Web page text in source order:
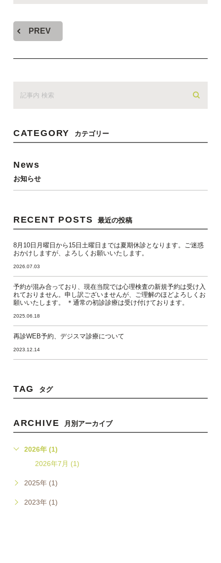
PREV
CATEGORY カテゴリー
News
お知らせ
RECENT POSTS 最近の投稿
8月10日月曜日から15日土曜日までは夏期休診となります。ご迷惑
おかけしますが、よろしくお願いいたします。
2026.07.03
予約が混み合っており、現在当院では心理検査の新規予約は受け入
れておりません。申し訳ございませんが、ご理解のほどよろしくお
願いいたします。 ＊通常の初診診療は受け付けております。
2025.06.18
再診WEB予約、デジスマ診療について
2023.12.14
TAG タグ
ARCHIVE 月別アーカイブ
2026年 (1)
2026年7月 (1)
2025年 (1)
2023年 (1)